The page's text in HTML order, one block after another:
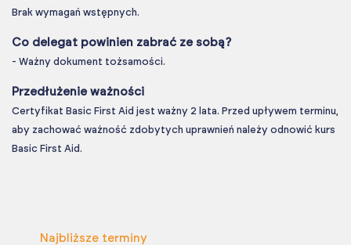
Brak wymagań wstępnych.
Co delegat powinien zabrać ze sobą?
- Ważny dokument tożsamości.
Przedłużenie ważności
Certyfikat Basic First Aid jest ważny 2 lata. Przed upływem terminu,
aby zachować ważność zdobytych uprawnień należy odnowić kurs
Basic First Aid.
Najbliższe terminy